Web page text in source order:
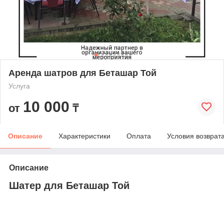
Аренда шатров для Беташар Той
Услуга
от 10 000 ₸
Описание Характеристики Оплата Условия
Описание
Шатер для Беташар Той